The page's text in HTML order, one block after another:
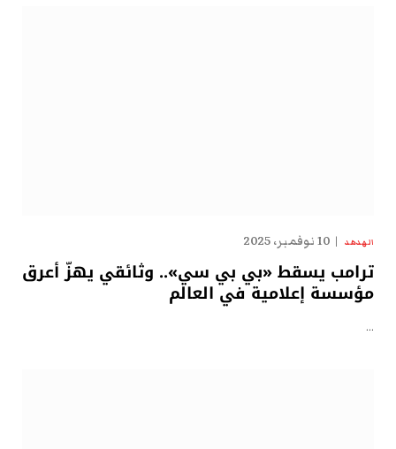
الهدهد 10 نوفمبر، 2025
ترامب يسقط «بي بي سي».. وثائقي يهزّ أعرق
مؤسسة إعلامية في العالم
…